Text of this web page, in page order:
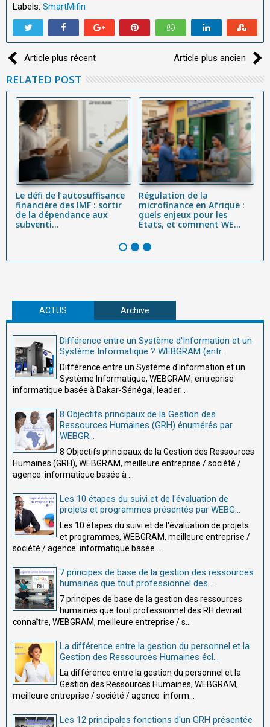
Labels: SmartMifin
Article plus récent Article plus ancien
RELATED POST
Le défi de l’autosuffisance
financière des IMF : sortir
de la dépendance aux
subventi...
Régulation de la
microfinance en Afrique :
quels enjeux pour les
États, et comment WE...
ACTUS Archive
Différence entre un Système d'Information et un
Système Informatique ? WEBGRAM (entr...
Différence entre un Système d'Information et un
Système Informatique, WEBGRAM, entreprise
informatique basée à Dakar-Sénégal, leader...
8 Objectifs principaux de la Gestion des
Ressources Humaines (GRH) énumérés par
WEBGR...
8 Objectifs principaux de la Gestion des Ressources
Humaines (GRH), WEBGRAM, meilleure entreprise / société /
agence informatique basée à ...
Les 10 étapes du suivi et de l'évaluation de
projets et programmes présentés par WEBG...
Les 10 étapes du suivi et de l'évaluation de projets
et programmes, WEBGRAM, meilleure entreprise /
société / agence informatique basée...
7 principes de base de la gestion des ressources
humaines que tout professionnel des ...
7 principes de base de la gestion des ressources
humaines que tout professionnel des RH devrait
connaître, WEBGRAM, meilleure entreprise / s...
La différence entre la gestion du personnel et la
Gestion des Ressources Humaines écl...
La différence entre la gestion du personnel et la
Gestion des Ressources Humaines, WEBGRAM,
meilleure entreprise / société / agence inform...
Les 12 principales fonctions d'un GRH présentée